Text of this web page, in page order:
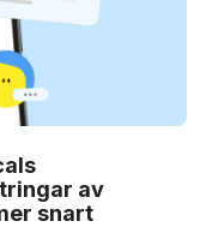
av
snart